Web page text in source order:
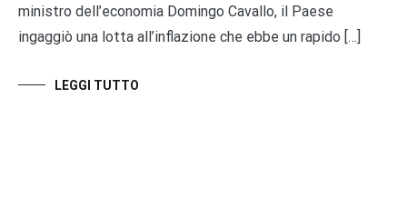
ministro dell’economia Domingo Cavallo, il Paese
ingaggiò una lotta all’inflazione che ebbe un rapido […]
LEGGI TUTTO